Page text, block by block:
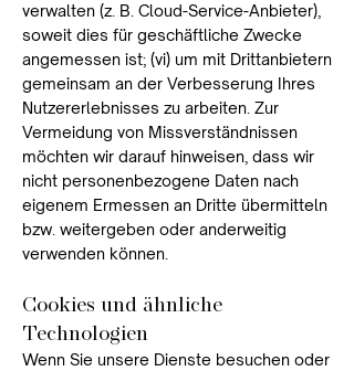
verwalten (z. B. Cloud-Service-Anbieter),
soweit dies für geschäftliche Zwecke
angemessen ist; (vi) um mit Drittanbietern
gemeinsam an der Verbesserung Ihres
Nutzererlebnisses zu arbeiten. Zur
Vermeidung von Missverständnissen
möchten wir darauf hinweisen, dass wir
nicht personenbezogene Daten nach
eigenem Ermessen an Dritte übermitteln
bzw. weitergeben oder anderweitig
verwenden können.​
Cookies und ähnliche
Technologien
Wenn Sie unsere Dienste besuchen oder